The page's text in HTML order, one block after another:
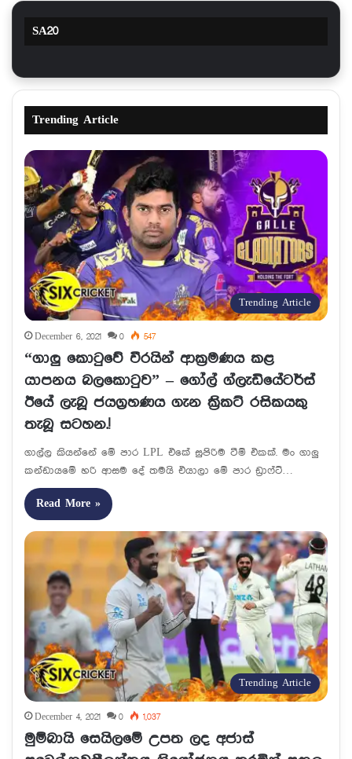
SA20
Trending Article
Trending Article
December 6, 2021 0 547
“ගාලු කොටුවේ වීරයින් ආක්‍රමණය කළ
යාපනය බලකොටුව” – ගෝල් ග්ලැඩියේටර්ස්
ඊයේ ලැබූ ජයග්‍රහණය ගැන ක්‍රිකට් රසිකයකු
තැබූ සටහන.!
ගාල්ල කියන්නේ මේ පාර LPL එකේ සුපිරිම ටීම් එකක්. මං ගාලු
කන්ඩායමේ හරි ආසම දේ තමයි එයාලා මේ පාර ඩ්‍රාෆ්ට්…
Read More »
Trending Article
December 4, 2021 0 1,037
මුම්බායි සෙයිලමේ උපත ලද අජාස්